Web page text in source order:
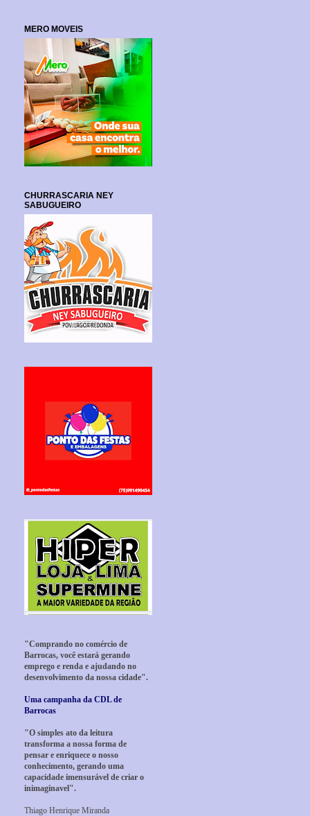
MERO MOVEIS
CHURRASCARIA NEY
SABUGUEIRO
"Comprando no comércio de
Barrocas, você estará gerando
emprego e renda e ajudando no
desenvolvimento da nossa cidade".
Uma campanha da CDL de
Barrocas
"O simples ato da leitura
transforma a nossa forma de
pensar e enriquece o nosso
conhecimento, gerando uma
capacidade imensurável de criar o
inimaginavel".
Thiago Henrique Miranda